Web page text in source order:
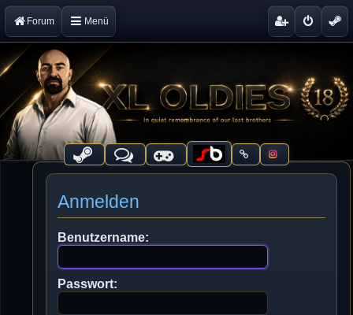
Forum Menü
Anmelden
Benutzername:
Passwort: